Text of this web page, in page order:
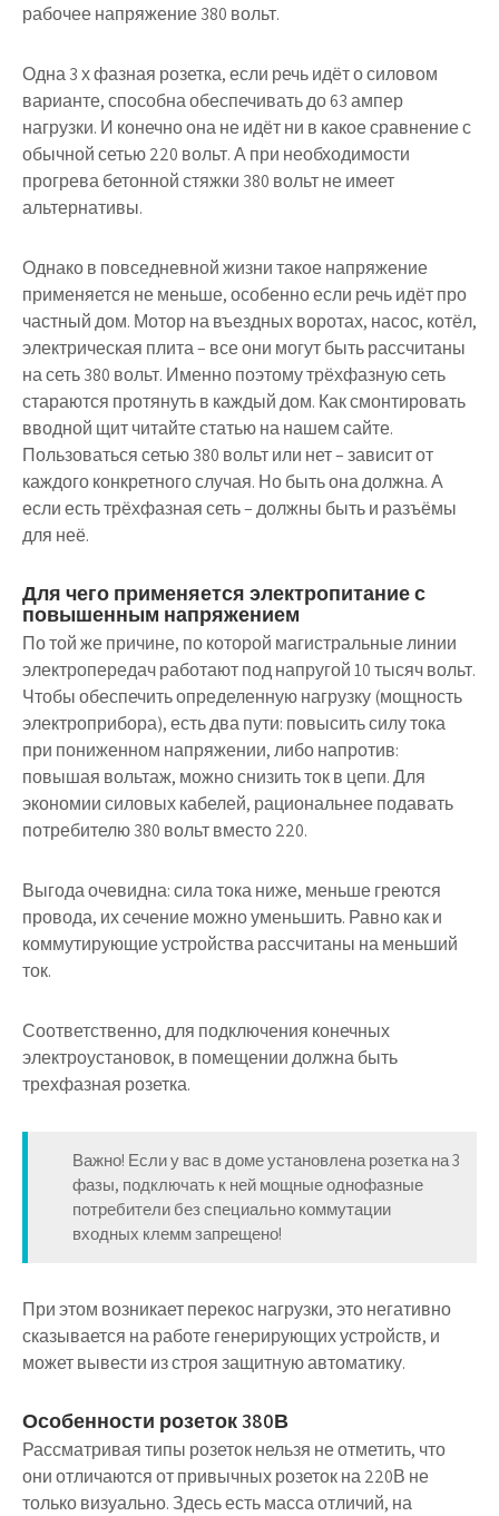
рабочее напряжение 380 вольт.
Одна 3 х фазная розетка, если речь идёт о силовом
варианте, способна обеспечивать до 63 ампер
нагрузки. И конечно она не идёт ни в какое сравнение с
обычной сетью 220 вольт. А при необходимости
прогрева бетонной стяжки 380 вольт не имеет
альтернативы.
Однако в повседневной жизни такое напряжение
применяется не меньше, особенно если речь идёт про
частный дом. Мотор на въездных воротах, насос, котёл,
электрическая плита – все они могут быть рассчитаны
на сеть 380 вольт. Именно поэтому трёхфазную сеть
стараются протянуть в каждый дом. Как смонтировать
вводной щит читайте статью на нашем сайте.
Пользоваться сетью 380 вольт или нет – зависит от
каждого конкретного случая. Но быть она должна. А
если есть трёхфазная сеть – должны быть и разъёмы
для неё.
Для чего применяется электропитание с
повышенным напряжением
По той же причине, по которой магистральные линии
электропередач работают под напругой 10 тысяч вольт.
Чтобы обеспечить определенную нагрузку (мощность
электроприбора), есть два пути: повысить силу тока
при пониженном напряжении, либо напротив:
повышая вольтаж, можно снизить ток в цепи. Для
экономии силовых кабелей, рациональнее подавать
потребителю 380 вольт вместо 220.
Выгода очевидна: сила тока ниже, меньше греются
провода, их сечение можно уменьшить. Равно как и
коммутирующие устройства рассчитаны на меньший
ток.
Соответственно, для подключения конечных
электроустановок, в помещении должна быть
трехфазная розетка.
Важно! Если у вас в доме установлена розетка на 3
фазы, подключать к ней мощные однофазные
потребители без специально коммутации
входных клемм запрещено!
При этом возникает перекос нагрузки, это негативно
сказывается на работе генерирующих устройств, и
может вывести из строя защитную автоматику.
Особенности розеток 380В
Рассматривая типы розеток нельзя не отметить, что
они отличаются от привычных розеток на 220В не
только визуально. Здесь есть масса отличий, на